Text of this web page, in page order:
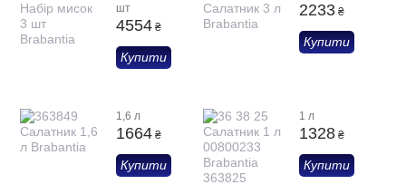
шт
4554 ₴
Купити
2233 ₴
Купити
1,6 л
1664 ₴
Купити
1 л
1328 ₴
Купити